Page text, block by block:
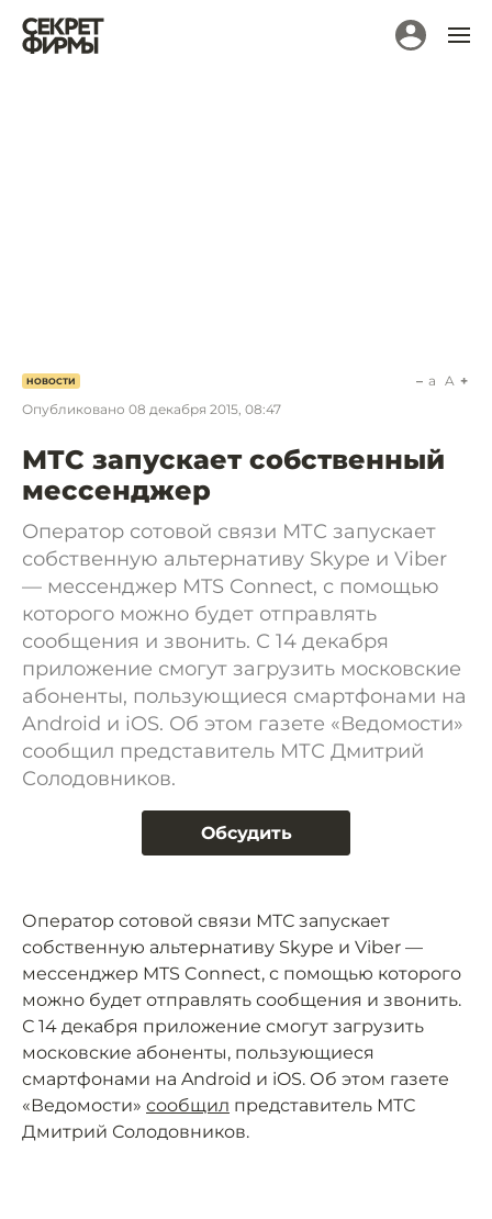
НОВОСТИ
Опубликовано 08 декабря 2015, 08:47
a A
МТС запускает собственный
мессенджер
Оператор сотовой связи МТС запускает
собственную альтернативу Skype и Viber
— мессенджер MTS Connect, с помощью
которого можно будет отправлять
сообщения и звонить. С 14 декабря
приложение смогут загрузить московские
абоненты, пользующиеся смартфонами на
Android и iOS. Об этом газете «Ведомости»
сообщил представитель МТС Дмитрий
Солодовников.
Обсудить
Оператор сотовой связи МТС запускает
собственную альтернативу Skype и Viber —
мессенджер MTS Connect, с помощью которого
можно будет отправлять сообщения и звонить.
С 14 декабря приложение смогут загрузить
московские абоненты, пользующиеся
смартфонами на Android и iOS. Об этом газете
«Ведомости» сообщил представитель МТС
Дмитрий Солодовников.